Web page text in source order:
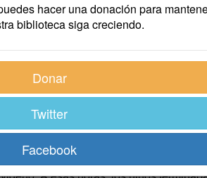
la viva representación de la
estático en los atardeceres, salvo
de las olas depositara en él
y diminutas, alumbraban luces
hacer una donación para
biblioteca siga creciendo.
Donar
Twitter
Facebook